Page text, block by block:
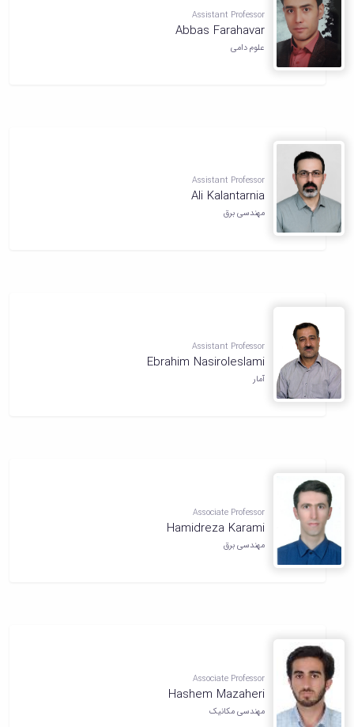
Assistant Professor
Abbas Farahavar
علوم دامی
Assistant Professor
Ali Kalantarnia
مهندسی برق
Assistant Professor
Ebrahim Nasiroleslami
آمار
Associate Professor
Hamidreza Karami
مهندسی برق
Associate Professor
Hashem Mazaheri
مهندسی مکانیک